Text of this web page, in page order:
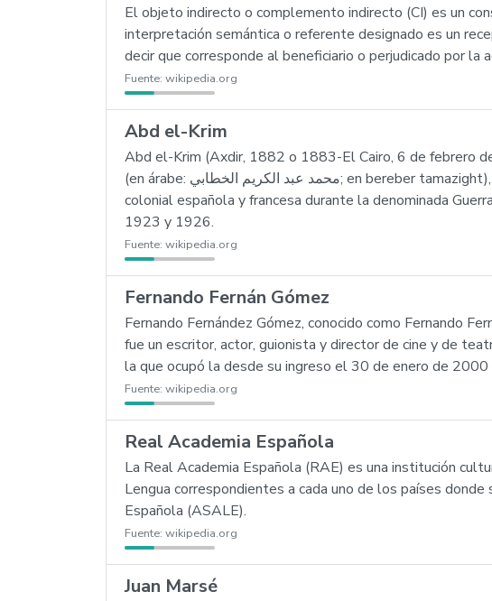
El objeto indirecto o complemento indirecto (CI) es un
interpretación semántica o referente designado es un
decir que corresponde al beneficiario o perjudicado por la
Fuente: wikipedia.org
Abd el-Krim
Abd el-Krim (Axdir, 1882 o 1883-El Cairo, 6 de febrero
(en árabe: محمد عبد الكريم الخطابي; en bereber tamazight), fue un político y líder militar rifeño que encabezó la resistencia contra la administración
colonial española y francesa durante la denominada
1923 y 1926.
Fuente: wikipedia.org
Fernando Fernán Gómez
Fernando Fernández Gómez, conocido como Fernando
fue un escritor, actor, guionista y director de cine y de
la que ocupó la desde su ingreso el 30 de enero de
Fuente: wikipedia.org
Real Academia Española
La Real Academia Española (RAE) es una institución
Lengua correspondientes a cada uno de los países
Española (ASALE).
Fuente: wikipedia.org
Juan Marsé